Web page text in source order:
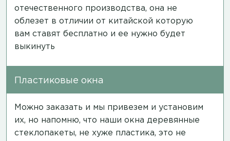
отечественного производства, она не
облезет в отличии от китайской которую
вам ставят бесплатно и ее нужно будет
выкинуть
Пластиковые окна
Можно заказать и мы привезем и установим
их, но напомню, что наши окна деревянные
стеклопакеты, не хуже пластика, это не